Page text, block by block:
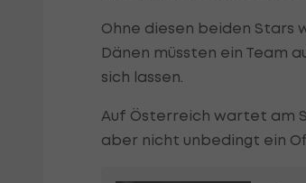
Ohne diesen beiden Stars
Dänen müssten ein Team
sich lassen.
Auf Österreich wartet am
aber nicht unbedingt ein